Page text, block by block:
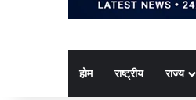
होम राष्ट्रीय राज्य